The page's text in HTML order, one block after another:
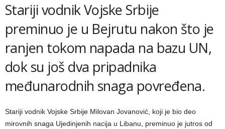
Stariji vodnik Vojske Srbije
preminuo je u Bejrutu nakon što je
ranjen tokom napada na bazu UN,
dok su još dva pripadnika
međunarodnih snaga povređena.
Stariji vodnik Vojske Srbije Milovan Jovanović, koji je bio deo
mirovnih snaga Ujedinjenih nacija u Libanu, preminuo je jutros od